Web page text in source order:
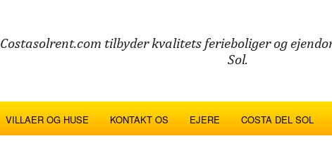
Costasolrent.com tilbyder kvalitets ferieboliger og
Sol.
VILLAER OG HUSE KONTAKT OS EJERE COSTA DEL SOL